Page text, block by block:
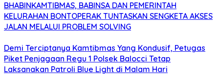
BHABINKAMTIBMAS, BABINSA DAN PEMERINTAH
KELURAHAN BONTOPERAK TUNTASKAN SENGKETA AKSES
JALAN MELALUI PROBLEM SOLVING
Demi Terciptanya Kamtibmas Yang Kondusif, Petugas
Piket Penjagaan Regu 1 Polsek Balocci Tetap
Laksanakan Patroli Blue Light di Malam Hari